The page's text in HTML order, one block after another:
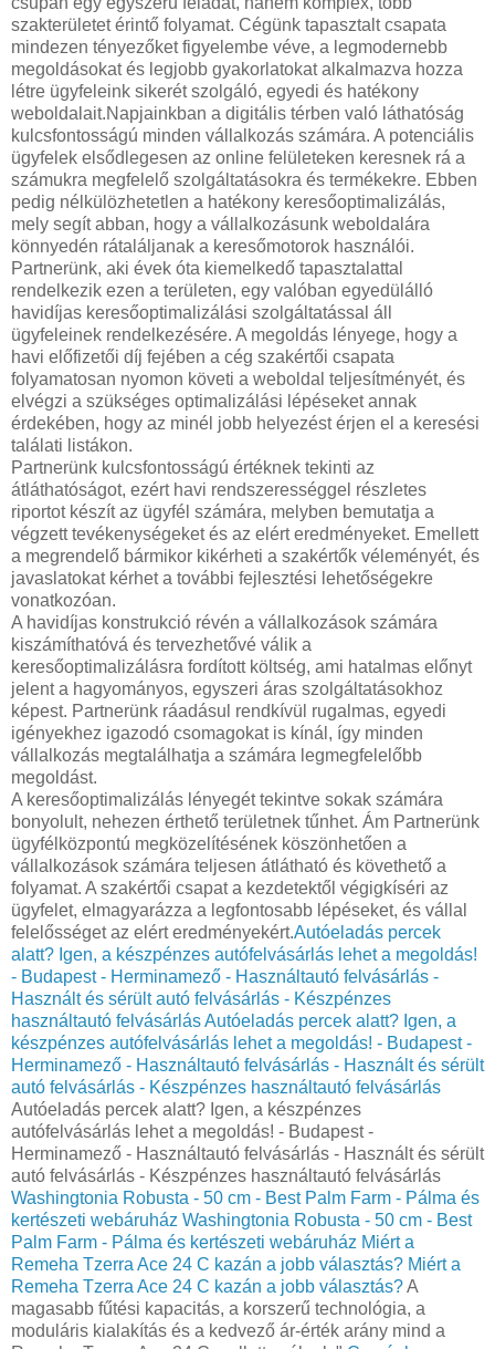
szakterületet érintő folyamat. Cégünk tapasztalt csapata
mindezen tényezőket figyelembe véve, a legmodernebb
megoldásokat és legjobb gyakorlatokat alkalmazva hozza
létre ügyfeleink sikerét szolgáló, egyedi és hatékony
weboldalait.Napjainkban a digitális térben való láthatóság
kulcsfontosságú minden vállalkozás számára. A potenciális
ügyfelek elsődlegesen az online felületeken keresnek rá a
számukra megfelelő szolgáltatásokra és termékekre. Ebben
pedig nélkülözhetetlen a hatékony keresőoptimalizálás,
mely segít abban, hogy a vállalkozásunk weboldalára
könnyedén rátaláljanak a keresőmotorok használói.
Partnerünk, aki évek óta kiemelkedő tapasztalattal
rendelkezik ezen a területen, egy valóban egyedülálló
havidíjas keresőoptimalizálási szolgáltatással áll
ügyfeleinek rendelkezésére. A megoldás lényege, hogy a
havi előfizetői díj fejében a cég szakértői csapata
folyamatosan nyomon követi a weboldal teljesítményét, és
elvégzi a szükséges optimalizálási lépéseket annak
érdekében, hogy az minél jobb helyezést érjen el a keresési
találati listákon.
Partnerünk kulcsfontosságú értéknek tekinti az
átláthatóságot, ezért havi rendszerességgel részletes
riportot készít az ügyfél számára, melyben bemutatja a
végzett tevékenységeket és az elért eredményeket. Emellett
a megrendelő bármikor kikérheti a szakértők véleményét, és
javaslatokat kérhet a további fejlesztési lehetőségekre
vonatkozóan.
A havidíjas konstrukció révén a vállalkozások számára
kiszámíthatóvá és tervezhetővé válik a
keresőoptimalizálásra fordított költség, ami hatalmas előnyt
jelent a hagyományos, egyszeri áras szolgáltatásokhoz
képest. Partnerünk ráadásul rendkívül rugalmas, egyedi
igényekhez igazodó csomagokat is kínál, így minden
vállalkozás megtalálhatja a számára legmegfelelőbb
megoldást.
A keresőoptimalizálás lényegét tekintve sokak számára
bonyolult, nehezen érthető területnek tűnhet. Ám Partnerünk
ügyfélközpontú megközelítésének köszönhetően a
vállalkozások számára teljesen átlátható és követhető a
folyamat. A szakértői csapat a kezdetektől végigkíséri az
ügyfelet, elmagyarázza a legfontosabb lépéseket, és vállal
felelősséget az elért eredményekért.Autóeladás percek
alatt? Igen, a készpénzes autófelvásárlás lehet a megoldás!
- Budapest - Herminamező - Használtautó felvásárlás -
Használt és sérült autó felvásárlás - Készpénzes
használtautó felvásárlásAutóeladás percek alatt? Igen, a
készpénzes autófelvásárlás lehet a megoldás! - Budapest -
Herminamező - Használtautó felvásárlás - Használt és sérült
autó felvásárlás - Készpénzes használtautó felvásárlás
Autóeladás percek alatt? Igen, a készpénzes
autófelvásárlás lehet a megoldás! - Budapest -
Herminamező - Használtautó felvásárlás - Használt és sérült
autó felvásárlás - Készpénzes használtautó felvásárlás
Washingtonia Robusta - 50 cm - Best Palm Farm - Pálma és
kertészeti webáruház Washingtonia Robusta - 50 cm - Best
Palm Farm - Pálma és kertészeti webáruház Miért a
Remeha Tzerra Ace 24 C kazán a jobb választás? Miért a
Remeha Tzerra Ace 24 C kazán a jobb választás?A
magasabb fűtési kapacitás, a korszerű technológia, a
moduláris kialakítás és a kedvező ár-érték arány mind a